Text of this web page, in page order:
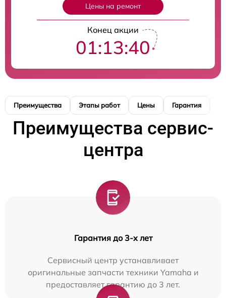
Цены на ремонт
Конец акции
01:13:39
Преимущества Этапы работ Цены Гарантия
Преимущества сервис-
центра
Гарантия до 3-х лет
Сервисный центр устанавливает
оригинальные запчасти техники Yamaha и
предоставляет гарантию до 3 лет.